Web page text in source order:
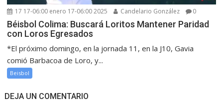
17 17-06:00 enero 17-06:00 2025 Candelario González 0
Béisbol Colima: Buscará Loritos Mantener Paridad
con Loros Egresados
*El próximo domingo, en la jornada 11, en la J10, Gavia
comió Barbacoa de Loro, y...
Beisbol
DEJA UN COMENTARIO